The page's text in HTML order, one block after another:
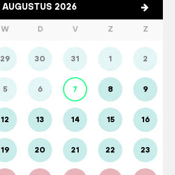
AUGUSTUS 2026
W D V Z Z
29 30 31 1 2
5 6 7 8 9
12 13 14 15 16
19 20 21 22 23